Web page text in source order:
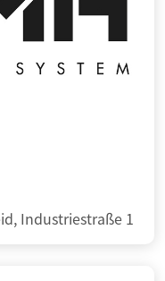
Industriestraße 1